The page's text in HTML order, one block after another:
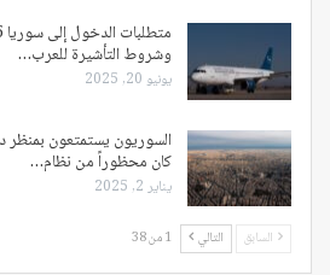
وشروط التأشيرة للعرب…
يونيو 20, 2025
السوريون يستمتعون
كان محظوراً من نظام…
يناير 2, 2025
السابق التالي 1 من 38